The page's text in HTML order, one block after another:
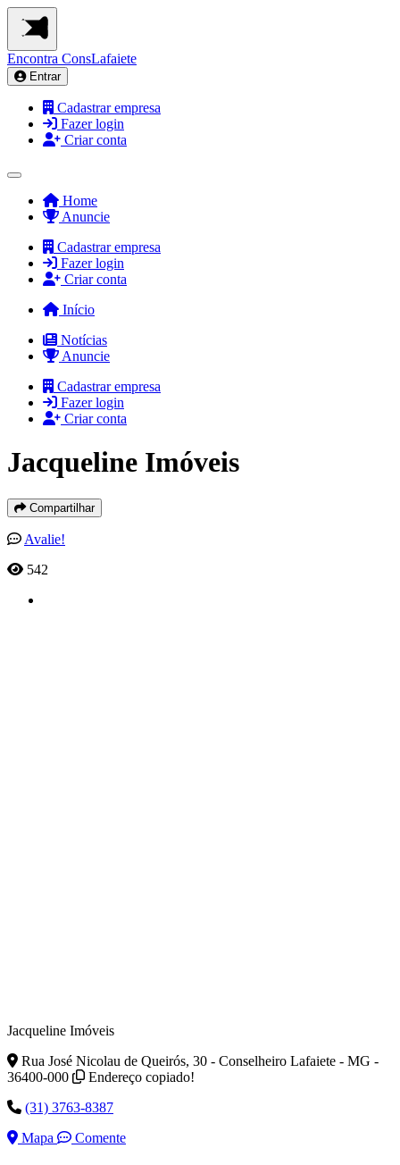
Encontra ConsLafaiete
Entrar
Cadastrar empresa
Fazer login
Criar conta
Home
Anuncie
Cadastrar empresa
Fazer login
Criar conta
Início
Notícias
Anuncie
Cadastrar empresa
Fazer login
Criar conta
Jacqueline Imóveis
Compartilhar
Avalie!
542
Jacqueline Imóveis
Rua José Nicolau de Queirós, 30 - Conselheiro Lafaiete - MG -
36400-000
Endereço copiado!
(31) 3763-8387
Mapa
Comente